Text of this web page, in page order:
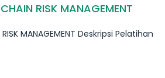
RISK MANAGEMENT
RISK MANAGEMENT Deskripsi Pelatihan